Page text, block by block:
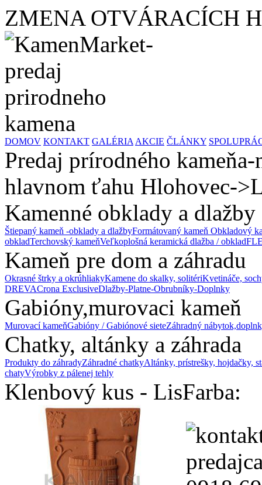
ZMENA OTVÁRACÍCH
DOMOV KONTAKT GALÉRIA AKCIE ČLÁNKY
Predaj prírodného
hlavnom ťahu Hlohovec-
Kamenné obklady a dlažby
Štiepaný kameň -obklady a dlažbyFormátovaný kameň Obkladový
obkladTerchovský kameňVeľkoplošná keramická dlažba / obklad
Kameň pre dom a záhradu
Okrasné štrky a okrúhliakyKamene do skalky, solitériKvetináče,
DREVACrona ExclusiveDlažby-Platne-Obrubníky-Doplnky
Gabióny,murovaci kameň
Murovací kameňGabióny / Gabiónové sieteZáhradný
Chatky, altánky a záhrada
Produkty do záhradyZáhradné chatkyAltánky, prístrešky, hojdačky,
chatyVýrobky z pálenej tehly
Klenbový kus - LisFarba: